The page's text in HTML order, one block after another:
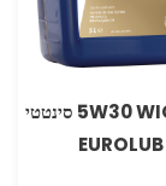
שמן 5W30 WIC ECO סינטטי